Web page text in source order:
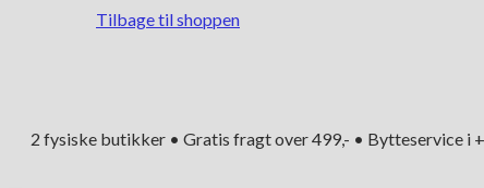
Tilbage til shoppen
2 fysiske butikker • Gratis fragt over 499,- • Bytteservice i